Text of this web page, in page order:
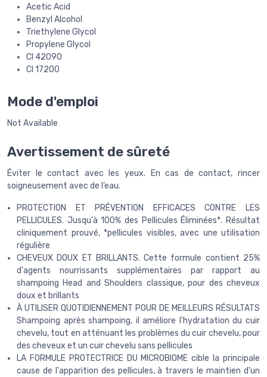
Acetic Acid
Benzyl Alcohol
Triethylene Glycol
Propylene Glycol
CI 42090
CI 17200
Mode d'emploi
Not Available
Avertissement de sûreté
Éviter le contact avec les yeux. En cas de contact, rincer
soigneusement avec de l’eau.
PROTECTION ET PRÉVENTION EFFICACES CONTRE LES
PELLICULES. Jusqu'à 100% des Pellicules Éliminées*. Résultat
cliniquement prouvé, *pellicules visibles, avec une utilisation
régulière
CHEVEUX DOUX ET BRILLANTS. Cette formule contient 25%
d'agents nourrissants supplémentaires par rapport au
shampoing Head and Shoulders classique, pour des cheveux
doux et brillants
À UTILISER QUOTIDIENNEMENT POUR DE MEILLEURS RÉSULTATS
Shampoing après shampoing, il améliore l'hydratation du cuir
chevelu, tout en atténuant les problèmes du cuir chevelu, pour
des cheveux et un cuir chevelu sans pellicules
LA FORMULE PROTECTRICE DU MICROBIOME cible la principale
cause de l'apparition des pellicules, à travers le maintien d'un